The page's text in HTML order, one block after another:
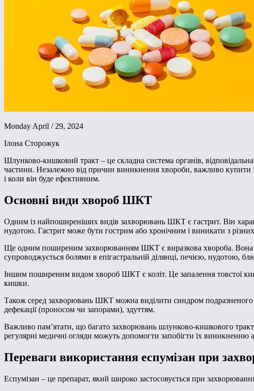
Monday April / 29, 2024
Ілона Сторожук
Шлунково-кишковий тракт – це складна система органів,
частини. Незалежно від причин виникнення хвороби, важливо купити
і коли він буде ефективним.
Основні види хвороб ШКТ
Одним із найпоширеніших видів захворювань ШКТ є гастрит. Він
нудотою. Гастрит може бути гострим або хронічним і виникати з
Ще одним поширеним захворюванням ШКТ є виразкова хвороба. Вона
супроводжується болями в епігастральній ділянці, печією, нудотою,
Іншим поширеним видом хвороб ШКТ є коліт. Це запалення товстої
кишки.
Також серед захворювань ШКТ можна виділити синдром
дефекації (проносом чи запорами), здуттям.
Важливо пам’ятати, що багато захворювань шлунково-кишкового
регулярні медичні огляди можуть допомогти запобігти їх виникненню
Переваги використання еспумізан при
Еспумізан – це препарат, який широко застосовується при